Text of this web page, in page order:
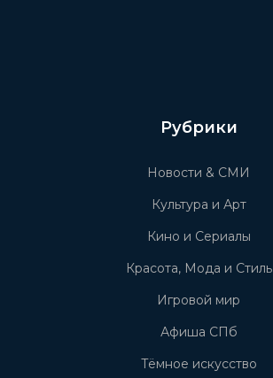
Рубрики
Новости & СМИ
Культура и Арт
Кино и Сериалы
Красота, Мода и Стиль
Игровой мир
Афиша СПб
Тёмное искусство